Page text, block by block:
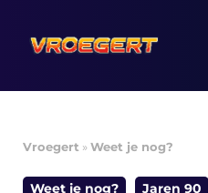
naar
inhoud
Vroegert »Weet je nog?
Weet je nog? Jaren 90